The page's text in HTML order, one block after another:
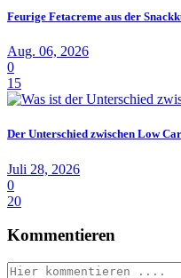
Feurige Fetacreme aus der
Aug. 06, 2026
0
15
Der Unterschied zwischen Low
Juli 28, 2026
0
20
Kommentieren